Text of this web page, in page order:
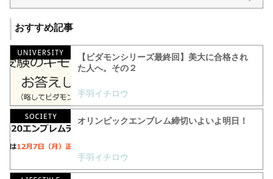
おすすめ記事
【ビダモンシリーズ最終回】美大に合格され
た人へ。その２
手羽イチロウ
オリンピックエンブレム締切いよいよ明日！
手羽イチロウ